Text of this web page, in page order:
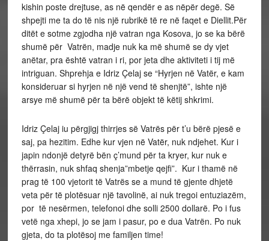
kishin poste drejtuse, as në qendër e as nëpër degë. Së
shpejti me ta do të nis një rubrikë të re në faqet e Diellit.Për
ditët e sotme zgjodha një vatran nga Kosova, jo se ka bërë
shumë për Vatrën, madje nuk ka më shumë se dy vjet
anëtar, pra është vatran i ri, por jeta dhe aktiviteti i tij më
intriguan. Shprehja e Idriz Çelaj se “Hyrjen në Vatër, e kam
konsideruar si hyrjen në një vend të shenjtë”, ishte një
arsye më shumë për ta bërë objekt të këtij shkrimi.
Idriz Çelaj iu përgjigj thirrjes së Vatrës për t’u bërë pjesë e
saj, pa hezitim. Edhe kur vjen në Vatër, nuk ndjehet. Kur i
japin ndonjë detyrë bën ç’mund për ta kryer, kur nuk e
thërrasin, nuk shfaq shenja”mbetje qejfi”. Kur i thamë në
prag të 100 vjetorit të Vatrës se a mund të gjente dhjetë
veta për të plotësuar një tavolinë, ai nuk tregoi entuziazëm,
por të nesërmen, telefonoi dhe solli 2500 dollarë. Po i fus
vetë nga xhepi, jo se jam i pasur, po e dua Vatrën. Po nuk
gjeta, do ta plotësoj me familjen time!